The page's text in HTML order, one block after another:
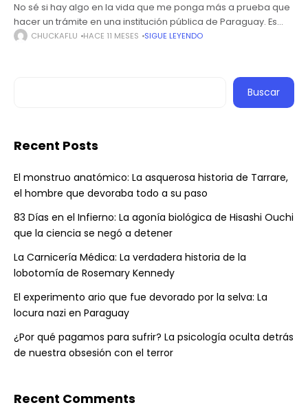
No sé si hay algo en la vida que me ponga más a prueba que
hacer un trámite en una institución pública de Paraguay. Es
como un videojuego de terror,
CHUCKAFLU HACE 11 MESES SIGUE LEYENDO
Buscar
Recent Posts
El monstruo anatómico: La asquerosa historia de Tarrare,
el hombre que devoraba todo a su paso
83 Días en el Infierno: La agonía biológica de Hisashi Ouchi
que la ciencia se negó a detener
La Carnicería Médica: La verdadera historia de la
lobotomía de Rosemary Kennedy
El experimento ario que fue devorado por la selva: La
locura nazi en Paraguay
¿Por qué pagamos para sufrir? La psicología oculta detrás
de nuestra obsesión con el terror
Recent Comments